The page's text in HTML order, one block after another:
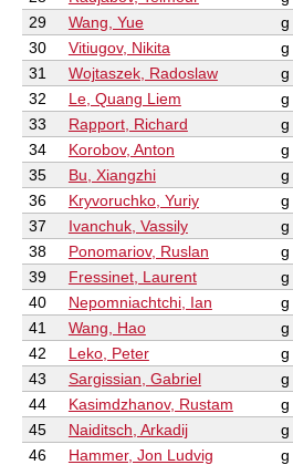
29
Wang, Yue g
30
Vitiugov, Nikita g
31
Wojtaszek, Radoslaw g
32
Le, Quang Liem g
33
Rapport, Richard g
34
Korobov, Anton g
35
Bu, Xiangzhi g
36
Kryvoruchko, Yuriy g
37
Ivanchuk, Vassily g
38
Ponomariov, Ruslan g
39
Fressinet, Laurent g
40
Nepomniachtchi, Ian g
41
Wang, Hao g
42
Leko, Peter g
43
Sargissian, Gabriel g
44
Kasimdzhanov, Rustam g
45
Naiditsch, Arkadij g
46
Hammer, Jon Ludvig g